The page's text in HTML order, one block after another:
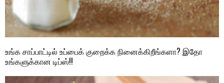
உங்க சாப்பாட்டில் உப்பைக் குறைக்க நினைக்கிறீங்களா? இதோ
உங்களுக்கான டிப்ஸ்!!